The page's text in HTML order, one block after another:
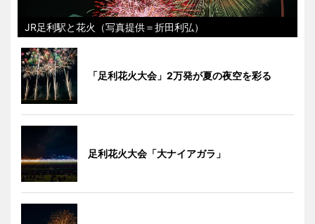
JR足利駅と花火（写真提供＝折田利弘）
「足利花火大会」2万発が夏の夜空を彩る
足利花火大会「大ナイアガラ」